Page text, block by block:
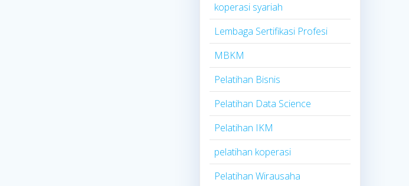
koperasi syariah
Lembaga Sertifikasi Profesi
MBKM
Pelatihan Bisnis
Pelatihan Data Science
Pelatihan IKM
pelatihan koperasi
Pelatihan Wirausaha